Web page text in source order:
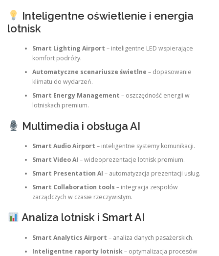
Inteligentne oświetlenie i energia
lotnisk
Smart Lighting Airport – inteligentne LED wspierające
komfort podróży.
Automatyczne scenariusze świetlne – dopasowanie
klimatu do wydarzeń.
Smart Energy Management – oszczędność energii w
lotniskach premium.
Multimedia i obsługa AI
Smart Audio Airport – inteligentne systemy komunikacji.
Smart Video AI – wideoprezentacje lotnisk premium.
Smart Presentation AI – automatyzacja prezentacji usług.
Smart Collaboration tools – integracja zespołów
zarządczych w czasie rzeczywistym.
Analiza lotnisk i Smart AI
Smart Analytics Airport – analiza danych pasażerskich.
Inteligentne raporty lotnisk– optymalizacja procesów